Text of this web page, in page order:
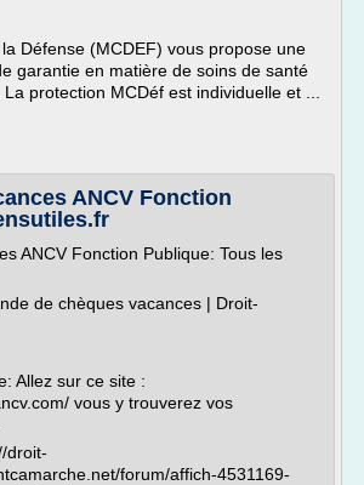
Défense (MCDEF) vous propose une
garantie en matière de soins de santé
protection MCDéf est individuelle et ...
ANCV Fonction
ANCV Fonction Publique: Tous les
de chèques vacances | Droit-
Allez sur ce site :
vous y trouverez vos
droit-
forum/affich-4531169-